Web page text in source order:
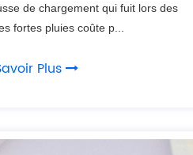
de chargement qui fuit lors des
fortes pluies coûte p...
Plus